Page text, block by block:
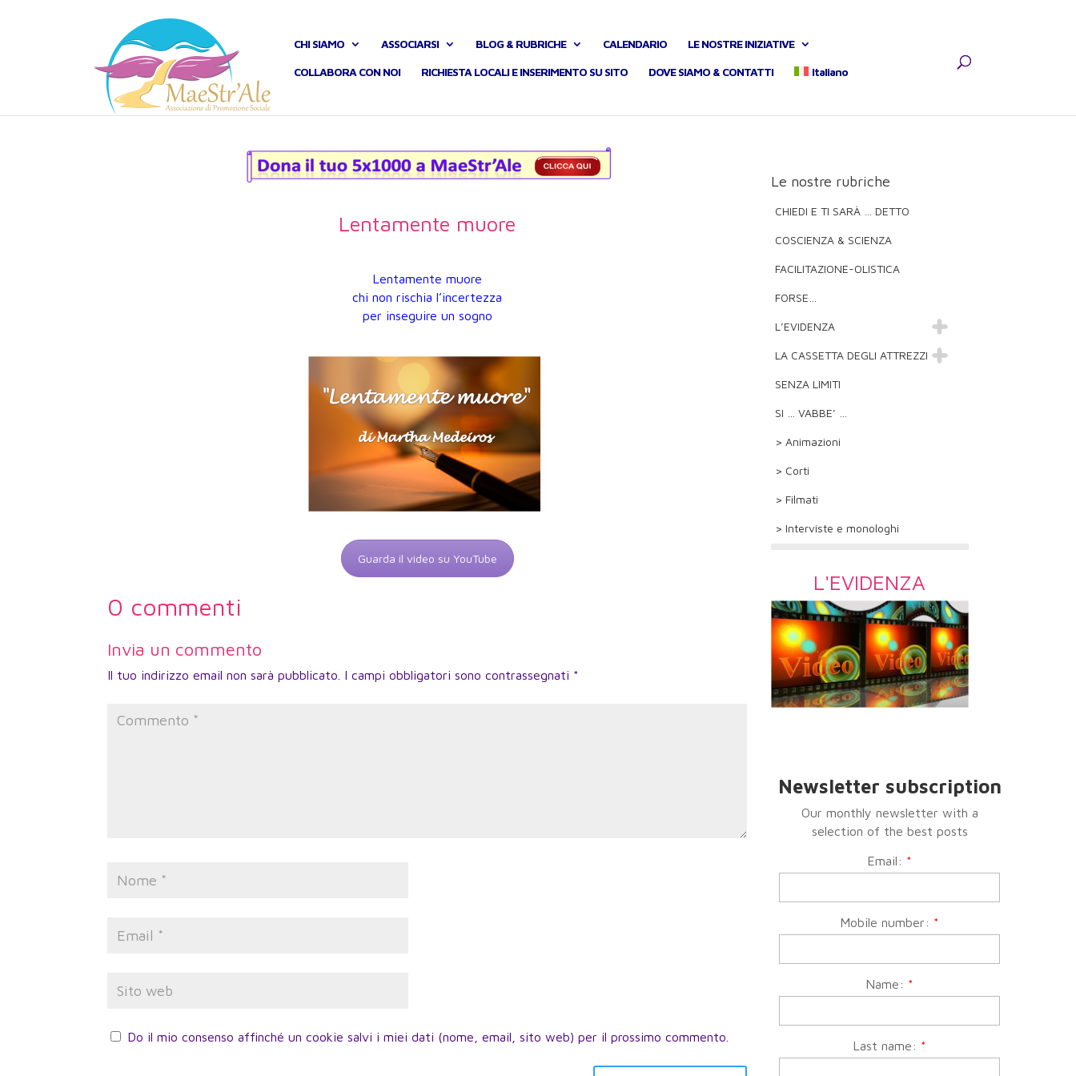
CHI SIAMO ASSOCIARSI BLOG & RUBRICHE CALENDARIO LE NOSTRE INIZIATIVE
COLLABORA CON NOI RICHIESTA LOCALI E INSERIMENTO SU SITO DOVE SIAMO & CONTATTI Italiano
Lentamente muore
Lentamente muore
chi non rischia l’incertezza
per inseguire un sogno
Guarda il video su YouTube
0 commenti
Invia un commento
Il tuo indirizzo email non sarà pubblicato. I campi obbligatori sono contrassegnati *
Do il mio consenso affinché un cookie salvi i miei dati (nome, email, sito web) per il prossimo commento.
Le nostre rubriche
CHIEDI E TI SARÀ … DETTO
COSCIENZA & SCIENZA
FACILITAZIONE-OLISTICA
FORSE…
L’EVIDENZA
LA CASSETTA DEGLI ATTREZZI
SENZA LIMITI
SI … VABBE’ …
> Animazioni
> Corti
> Filmati
> Interviste e monologhi
L'EVIDENZA
Newsletter subscription
Our monthly newsletter with a
selection of the best posts
Email: *
Mobile number: *
Name: *
Last name: *